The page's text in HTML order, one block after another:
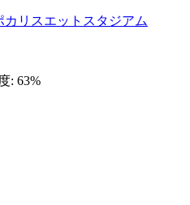
リスエットスタジアム
: 63%